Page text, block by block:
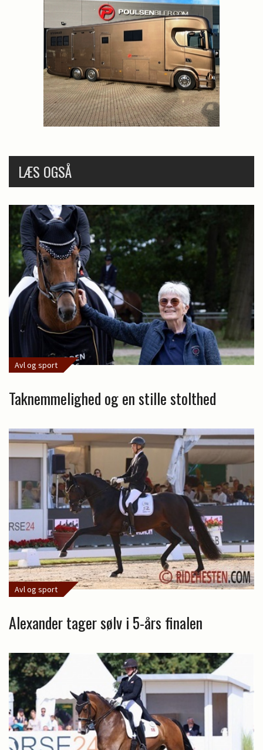
LÆS OGSÅ
Avl og sport
Taknemmelighed og en stille stolthed
Avl og sport
Alexander tager sølv i 5-års finalen